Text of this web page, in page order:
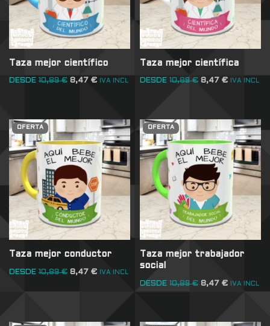
Taza mejor científico
DESDE 10,89€ 8,47 € IVA INCL
Taza mejor científica
DESDE 10,89€ 8,47€ IVA INCL
OFERTA
Taza mejor conductor
DESDE 10,89€ 8,47 € IVA INCL
OFERTA
Taza mejor trabajador
social
DESDE 10,89€ 8,47€ IVA INCL